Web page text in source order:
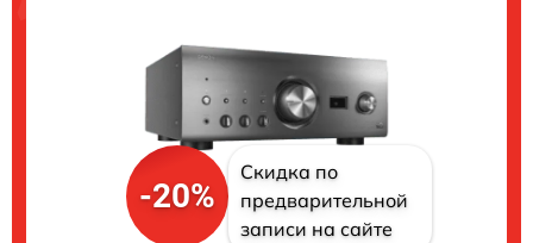
-20%
Скидка по
предварительной
записи на сайте